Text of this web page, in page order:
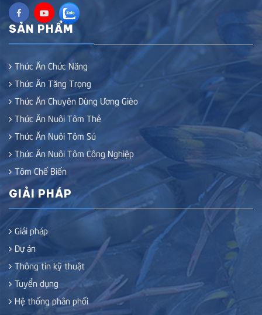
SẢN PHẨM
Thức Ăn Chức Năng
Thức Ăn Tăng Trọng
Thức Ăn Chuyên Dùng Ương Gièo
Thức Ăn Nuôi Tôm Thẻ
Thức Ăn Nuôi Tôm Sú
Thức Ăn Nuôi Tôm Công Nghiệp
Tôm Chế Biến
GIẢI PHÁP
Giải pháp
Dự án
Thông tin kỹ thuật
Tuyển dụng
Hệ thống phân phối